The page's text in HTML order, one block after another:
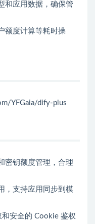
和应用数据，确保管
额度计算等耗时操
YFGaia/dify-plus
密钥额度管理，合理
，支持应用同步到模
和安全的 Cookie 鉴权